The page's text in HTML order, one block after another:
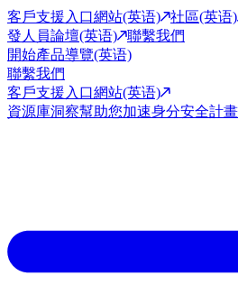
客戶支援入口網站(英语) 社區(英语)
發人員論壇(英语)
聯繫我們
開始產品導覽(英语)
聯繫我們
客戶支援入口網站(英语)
資源庫洞察幫助您加速身分安全計畫